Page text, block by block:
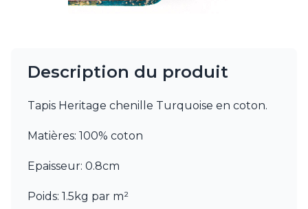
Gau Lighting
HARTE
Hisle
Hudson Valley
Jacques Garcia
Karboxx
Description du produit
Tapis Heritage chenille Turquoise en coton.
Matières: 100% coton
Epaisseur: 0.8cm
Poids: 1.5kg par m²